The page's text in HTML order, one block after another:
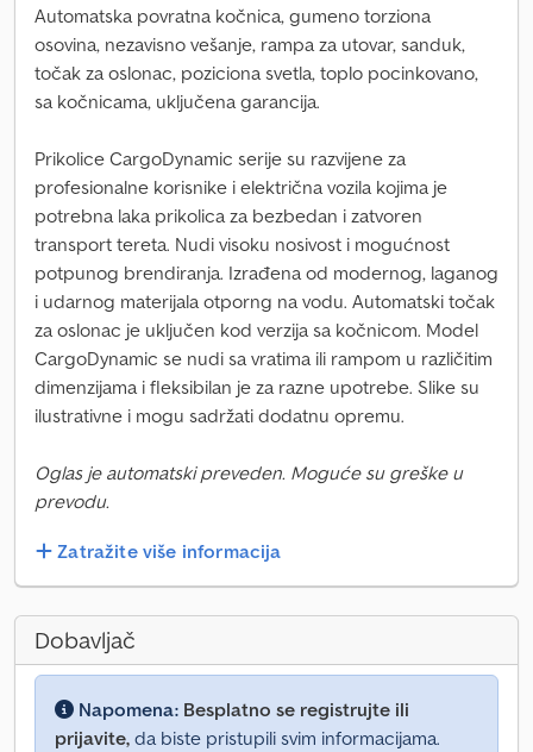
Automatska povratna kočnica, gumeno torziona
osovina, nezavisno vešanje, rampa za utovar, sanduk,
točak za oslonac, poziciona svetla, toplo pocinkovano,
sa kočnicama, uključena garancija.
Prikolice CargoDynamic serije su razvijene za
profesionalne korisnike i električna vozila kojima je
potrebna laka prikolica za bezbedan i zatvoren
transport tereta. Nudi visoku nosivost i mogućnost
potpunog brendiranja. Izrađena od modernog, laganog
i udarnog materijala otporng na vodu. Automatski točak
za oslonac je uključen kod verzija sa kočnicom. Model
CargoDynamic se nudi sa vratima ili rampom u različitim
dimenzijama i fleksibilan je za razne upotrebe. Slike su
ilustrativne i mogu sadržati dodatnu opremu.
Oglas je automatski preveden. Moguće su greške u
prevodu.
Zatražite više informacija
Dobavljač
Napomena: Besplatno se registrujte ili
prijavite, da biste pristupili svim informacijama.